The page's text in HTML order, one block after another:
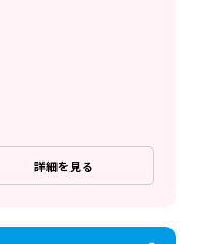
詳細を見る